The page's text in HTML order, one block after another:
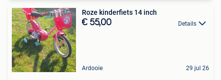
Roze kinderfiets 14 inch
€ 55,00 Details
Ardooie 29 jul 26